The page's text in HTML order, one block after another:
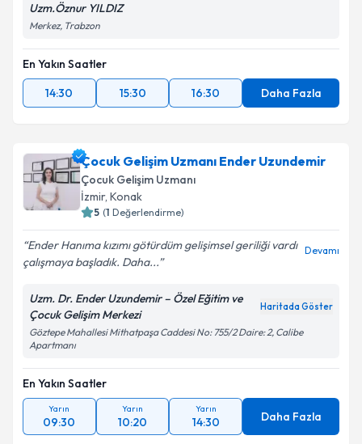
Uzm.Öznur YILDIZ
Merkez, Trabzon
En Yakın Saatler
14:30
15:30 16:30 Daha Fazla
Çocuk Gelişim Uzmanı Ender Uzundemir
Çocuk Gelişim Uzmanı
İzmir, Konak
5 (1 Değerlendirme)
Ender Hanıma kızımı götürdüm gelişimsel geriliği vardı
çalışmaya başladık. Daha...
Devamı
Uzm. Dr. Ender Uzundemir – Özel Eğitim ve
Çocuk Gelişim Merkezi
Haritada Göster
Göztepe Mahallesi Mithatpaşa Caddesi No: 755/2 Daire: 2, Calibe
Apartmanı
En Yakın Saatler
Yarın
09:30
Yarın
10:20
Yarın
14:30 Daha Fazla